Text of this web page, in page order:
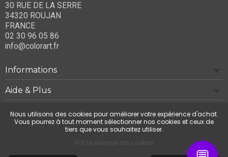
30 RUE DE LA SERRE
34320 ROUJAN
FRANCE
02 30 96 05 86
info@colorart.fr
Informations
Aide & Plus
Notre société
Contactez-nous
Nous utilisons des cookies pour améliorer votre expérience d'achat.
Vous pourrez à tout moment sélectionner nos cookies et ceux de
tiers que vous souhaitez utiliser.
Voir la politique des cookies